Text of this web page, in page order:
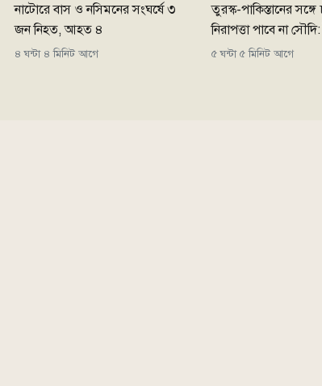
নাটোরে বাস ও নসিমনের সংঘর্ষে ৩
জন নিহত, আহত ৪
৪ ঘন্টা ৪ মিনিট আগে
তুরস্ক-পাকিস্তানের
নিরাপত্তা পাবে না
৫ ঘন্টা ৫ মিনিট আগে